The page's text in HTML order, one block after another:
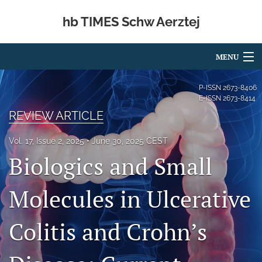
hb TIMES Schw Aerztej
MENU
Articles
For Authors
Editorial Board
About
Issues
Publishing Policies
Open Access
P-ISSN 2673-8406
E-ISSN 2673-8414
REVIEW ARTICLE
Vol. 17, Issue 2, 2025 June 30, 2025 CEST
Biologics and Small
Molecules in Ulcerative
Colitis and Crohn’s